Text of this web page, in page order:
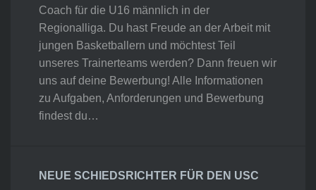
Coach für die U16 männlich in der
Regionalliga. Du hast Freude an der Arbeit mit
jungen Basketballern und möchtest Teil
unseres Trainerteams werden? Dann freuen wir
uns auf deine Bewerbung! Alle Informationen
zu Aufgaben, Anforderungen und Bewerbung
findest du…
NEUE SCHIEDSRICHTER FÜR DEN USC